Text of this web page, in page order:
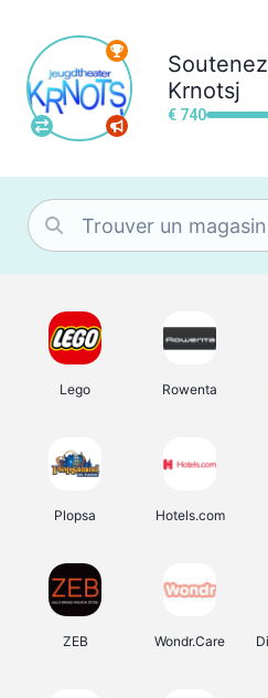
Soutenez
Krnotsj
€ 740
Lego Rowenta
Plopsa Hotels.com
ZEB Wondr.Care